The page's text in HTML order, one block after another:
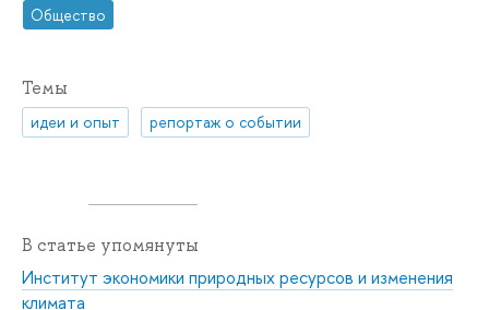
Общество
Темы
идеи и опыт репортаж о событии
В статье упомянуты
Институт экономики природных ресурсов и изменения
климата